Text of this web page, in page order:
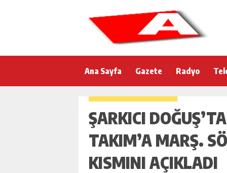
Ana Sayfa Gazete Radyo
ŞARKICI
TAKIM’A MARŞ.
KISMINI AÇIKLADI